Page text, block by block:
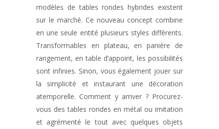
modèles de tables rondes hybrides existent
sur le marché. Ce nouveau concept combine
en une seule entité plusieurs styles différents.
Transformables en plateau, en panière de
rangement, en table d’appoint, les possibilités
sont infinies. Sinon, vous également jouer sur
la simplicité et instaurant une décoration
atemporelle. Comment y arriver ? Procurez-
vous des tables rondes en métal ou imitation
et agrémenté le tout avec quelques objets